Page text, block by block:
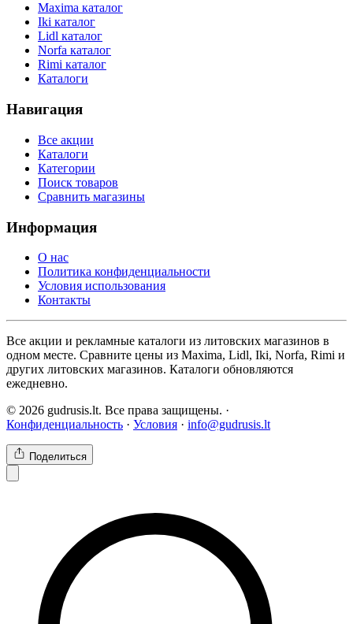
Maxima каталог
Iki каталог
Lidl каталог
Norfa каталог
Rimi каталог
Каталоги
Навигация
Все акции
Каталоги
Категории
Поиск товаров
Сравнить магазины
Информация
О нас
Политика конфиденциальности
Условия использования
Контакты
Все акции и рекламные каталоги из литовских магазинов в
одном месте. Сравните цены из Maxima, Lidl, Iki, Norfa, Rimi и
других литовских магазинов. Каталоги обновляются
ежедневно.
© 2026 gudrusis.lt. Все права защищены. ·
Конфиденциальность · Условия · info@gudrusis.lt
Поделиться